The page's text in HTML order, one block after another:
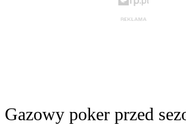
Gazowy poker przed